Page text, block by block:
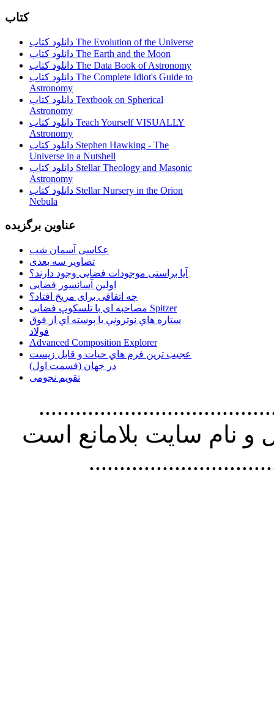
کتاب
دانلود کتاب The Evolution of the Universe
دانلود کتاب The Earth and the Moon
دانلود کتاب The Data Book of Astronomy
دانلود کتاب The Complete Idiot's Guide to
Astronomy
دانلود کتاب Textbook on Spherical
Astronomy
دانلود کتاب Teach Yourself VISUALLY
Astronomy
دانلود کتاب Stephen Hawking - The
Universe in a Nutshell
دانلود کتاب Stellar Theology and Masonic
Astronomy
دانلود کتاب Stellar Nursery in the Orion
Nebula
عناوین برگزیده
عکاسی آسمان شب
تصاویر سه بعدی
آیا براستی موجودات فضایی وجود دارند؟
اولین آسانسور فضایی
چه اتفاقی برای مریخ افتاد؟
مصاحبه ای با تلسکوپ فضایی Spitzer
ستاره هاي نوتروني با پوسته اي از فوق
فولاد
Advanced Composition Explorer
عجیب ترین فرم هاي حيات و قابل زيست
در جهان (قسمت اول)
تقویم نجومی
استفاده از
نام سايت بلامانع است